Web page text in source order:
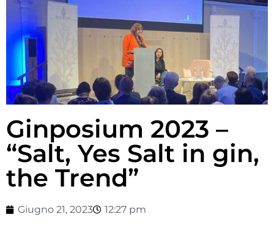
Ginposium 2023 –
“Salt, Yes Salt in gin,
the Trend”
Giugno 21, 2023 12:27 pm